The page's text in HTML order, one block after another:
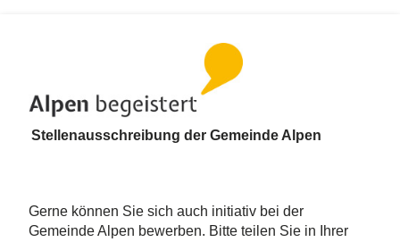
Stellenausschreibung der Gemeinde Alpen
Gerne können Sie sich auch initiativ bei der
Gemeinde Alpen bewerben. Bitte teilen Sie in Ihrer